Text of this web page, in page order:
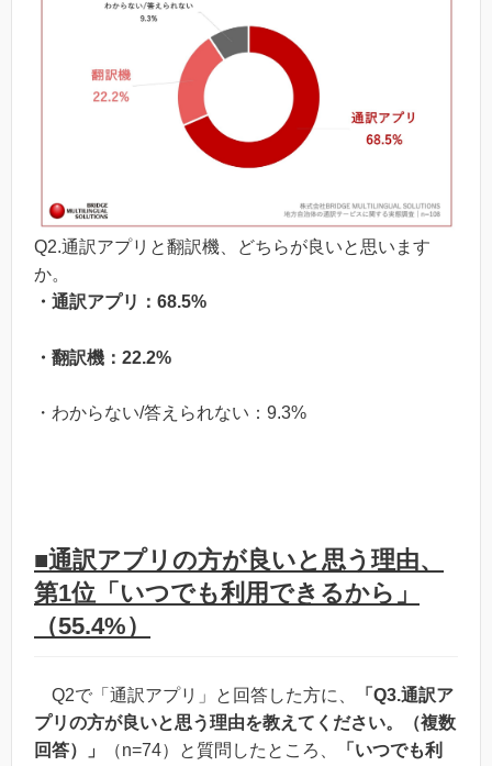
Q2.通訳アプリと翻訳機、どちらが良いと思います
か。
・通訳アプリ：68.5%
・翻訳機：22.2%
・わからない/答えられない：9.3%
■通訳アプリの方が良いと思う理由、
第1位「いつでも利用できるから」
（55.4%）
Q2で「通訳アプリ」と回答した方に、
「Q3.通訳ア
プリの方が良いと思う理由を教えてください。（複数
回答）」
（n=74）と質問したところ、
「いつでも利